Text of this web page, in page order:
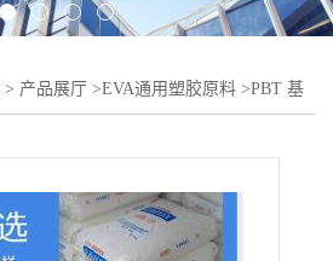
> 产品展厅 >EVA通用塑胶原料 >PBT 基